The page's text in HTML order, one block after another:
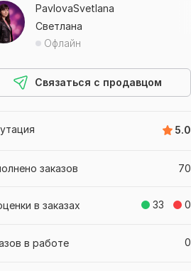
PavlovaSvetlana
Светлана
Офлайн
Связаться с продавцом
5.0
70
заказов
33 0
в заказах
0
в работе